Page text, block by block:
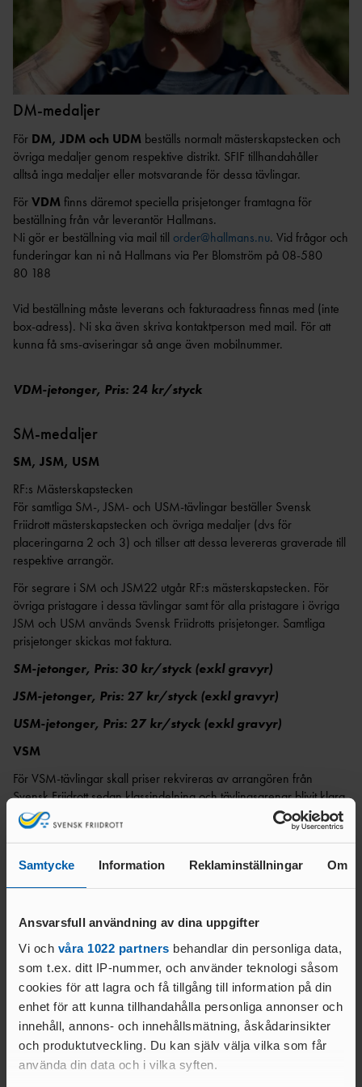
Samtycke Information Reklaminställningar Om
Ansvarsfull användning av dina uppgifter
Vi och våra 1022 partners behandlar din personliga data,
som t.ex. ditt IP-nummer, och använder teknologi såsom
cookies för att lagra och få tillgång till information på din
enhet för att kunna tillhandahålla personliga annonser och
innehåll, annons- och innehållsmätning, åskådarinsikter
och produktutveckling. Du kan själv välja vilka som får
använda din data och i vilka syften.
FRISKIS &
SVETTIS
VANDRIN
G
G
MEDLEM I SVENSK
FRIIDROTT
HITTA
STARTA
FÖRENING
FÖRSÄKRING
MEDLEMSAVGI
FÖRENINGSBY
TE
DRIVA FÖRENING
FÖRENINGENS
ÅRSHJUL
ÅRSRAPPO
RT
CHECKLISTA FÖR
STYRELSEN
BARN- &
UNGDOMSVERKSAMHET
LEDARE
FRIIDROTTSFOKUS -
FÖRENINGSWEBBINARIER
SAMARBETE RF-
SISU
IDROTTSARENAN – IDROTTENS NYA
VERKSAMHETSSYSTEM
IDROTTONLI
RÅD & TIPS OM
GDPR
MÅNADENS LEDARE
2024
GUIDE FÖR
TÄVLINGSARRANGÖRER
LEDIGA TJÄNSTER &
UPPDRAG
IDROTTSORGANISATIO
OM VÅRA NIO
DISTRIKT
INTERNATIONELLA
UPPDRAG
PRENUMERERA PÅ VÅRT
NYHETSBREV
KONTAKTA OSS
STYRELS
E
REVISORE
VALBEREDNIN
DISCIPLINNÄM
ND
KANS
LI
KOMMITTÉER &
RÅD
DISTRIK
T
LANDSLAGSLEDA
RE
FÖRBUNDSSTARTE
RS
FÖRBUNDSDOMA
RE
UTBILDARE FÖR
DOMARE
UTBILDARE
TRÄNARE
STRATEGI – SVENSK FRIIDROTT
2030
GRUNDUTBILDNING FÖR
TRÄNARE
FRIIDROTTSTRÄNARE
FRIIDROTTSTRÄNARE
STEG 2
FRIIDROTTSTRÄNARE
STEG 3
FRIIDROTTSTRÄNARE
STEG 4
LÖPLEDAR
E
LÖPTRÄNA
RE
FORTBILDNING TRÄNARE
2026
M
STYRKAN MED ETT
JÄMSTÄLLDHET BLAND BARN- OCH
UNGDOMSTRÄNARE
NÄTVERKET KVINNLIGA ELITTRÄNARE
(EPOS)
ORGANISATIONS- OCH
FÖRENINGSUTVECKLING
ER
LEDARUTBILDNING FÖR
TRYGGHET
SISU
TÄVLINGENS
ABC
DOMAR
E
FÖRBUNDSDOMA
RE
DOMARE
GÅNG
UTDRAG UR
BELASTNINGSREGISTRET
TRYGG
KOMMUNIKATION
SÄKER
FRIIDROTT
MATCHFIXNIN
G
KASTSÄKERH
FRISK
FRIIDROTTENS SPELREGLER -
UPPFÖRANDEKOD
DISKUSSIONSKORT FÖR
FRIIDROTTSLEDARE
SKICKA IN DITT EGET
DISKUSSIONSKORT
CERTIFIERIN
G
KONCEPTANLÄGGNINGAR
ELITANLÄGGNI
NG
FRIIDROTTSPLA
TS
NÄRIDROTTSPLA
TS
INOMHUS
KOMBIHA
LL
ANLÄGGNINGAR
NG
KASTPLAN
ER
RIKTLINJER KONCEPTUTVECKLING
ALTERNATIVA ANLÄGGNINGAR
DM-medaljer
För DM, JDM och UDM beställs normalt mästerskapstecken och
övriga medaljer genom respektive distrikt. SFIF tillhandahåller
alltså inga medaljer eller motsvarande för dessa tävlingar.
FörVDMfinns däremot speciella prisjetonger framtagna för
beställning från vår leverantör Hallmans.
Ni gör er beställning via mail till order@hallmans.nu. Vid frågor och
funderingar kan ni nå Hallmans via Per Blomström på 08-580
80 188
Vid beställning måste leverans och fakturaadress finnas med (inte
box-adress). Ni ska även skriva kontaktperson med mail. För att
kunna få sms-aviseringar så ange även mobilnummer.
VDM-jetonger, Pris: 24 kr/styck
SM-medaljer
SM, JSM, USM
RF:s Mästerskapstecken
För samtliga SM-, JSM- och USM-tävlingar beställer Svensk
Friidrott mästerskapstecken och övriga medaljer (dvs för
placeringarna 2 och 3) och tillser att dessa levereras graverade till
respektive arrangör.
För segrare i SM och JSM22 utgår RF:s mästerskapstecken. För
övriga pristagare i dessa tävlingar samt för alla pristagare i övriga
JSM och USM används Svensk Friidrotts prisjetonger. Samtliga
prisjetonger skickas mot faktura.
SM-jetonger, Pris: 30 kr/styck (exkl gravyr)
JSM-jetonger, Pris: 27 kr/styck (exkl gravyr)
USM-jetonger, Pris: 27 kr/styck (exkl gravyr)
VSM
För VSM-tävlingar skall priser rekvireras av arrangören från
Svensk Friidrott sedan klassindelning och tävlingsgrenar blivit klara.
Dessa jetonger graveras av arrangören.
VSM-jetonger, Pris: 29 kr/styck
Ellinor Jansson
Ekonomi och administration
073-460 21 22
ellinor.jansson@friidrott.se
Kontakta Hallmans